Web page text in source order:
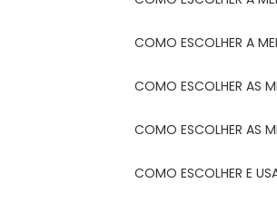
COMO ESCOLHER A
COMO ESCOLHER AS
COMO ESCOLHER AS
COMO ESCOLHER E